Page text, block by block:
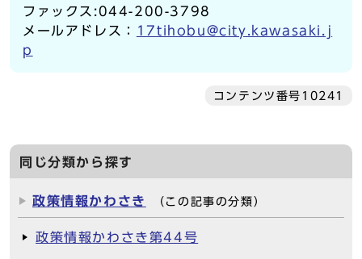
ファックス:044-200-3798
メールアドレス：
17tihobu@city.kawasaki.j
p
コンテンツ番号10241
同じ分類から探す
政策情報かわさき （この記事の分類）
政策情報かわさき第44号